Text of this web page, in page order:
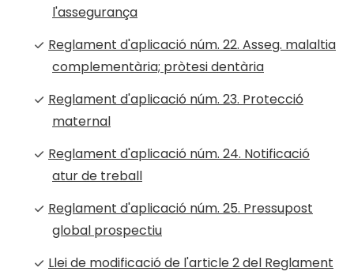
l'assegurança
Reglament d'aplicació núm. 22. Asseg. malaltia
complementària; pròtesi dentària
Reglament d'aplicació núm. 23. Protecció
maternal
Reglament d'aplicació núm. 24. Notificació
atur de treball
Reglament d'aplicació núm. 25. Pressupost
global prospectiu
Llei de modificació de l'article 2 del Reglament